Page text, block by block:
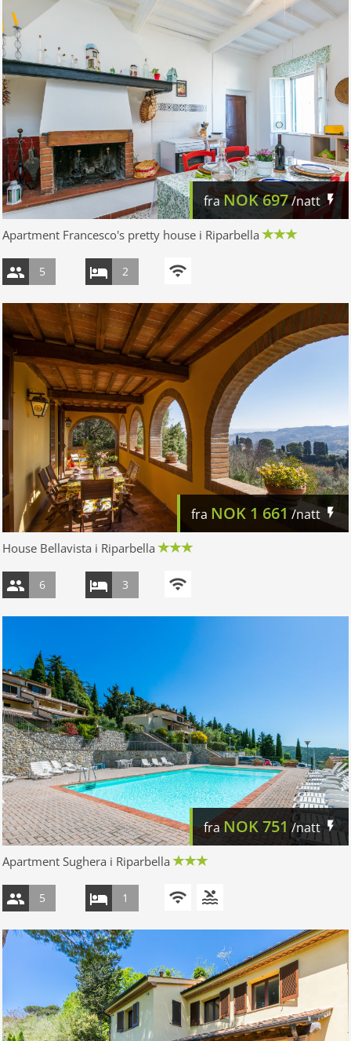
fraNOK697/natt
Apartment Francesco's pretty house i Riparbella
5 2
fra NOK 1 661 /natt
House Bellavista i Riparbella
6 3
fraNOK751 /natt
Apartment Sughera i Riparbella
5 1